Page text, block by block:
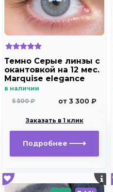
Темно Серые линзы c
окантовкой на 12 мес.
Marquise elegance
dark gray/Цветные
для темных и светлых
в наличии
5 500 ₽
от 3 300 ₽
Заказать в 1 клик
Подробнее